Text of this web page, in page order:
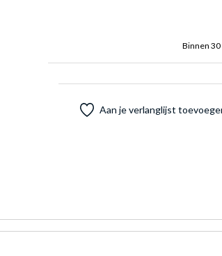
Binnen
Aan je verlanglijst